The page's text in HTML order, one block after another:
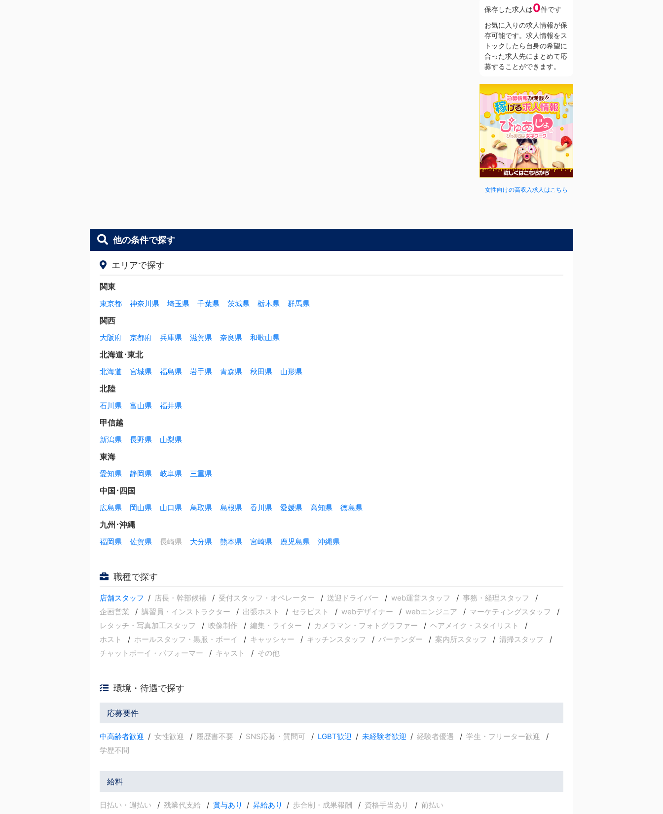
保存した求人は0件です
お気に入りの求人情報が保
存可能です。求人情報をス
トックしたら自身の希望に
合った求人先にまとめて応
募することができます。
女性向けの高収入求人はこちら
他の条件で探す
エリアで探す
関東
東京都 神奈川県 埼玉県 千葉県 茨城県 栃木県 群馬県
関西
大阪府 京都府 兵庫県 滋賀県 奈良県 和歌山県
北海道･東北
北海道 宮城県 福島県 岩手県 青森県 秋田県 山形県
北陸
石川県 富山県 福井県
甲信越
新潟県 長野県 山梨県
東海
愛知県 静岡県 岐阜県 三重県
中国･四国
広島県 岡山県 山口県 鳥取県 島根県 香川県 愛媛県 高知県 徳島県
九州･沖縄
福岡県 佐賀県 長崎県 大分県 熊本県 宮崎県 鹿児島県 沖縄県
職種で探す
店舗スタッフ 店長・幹部候補 受付スタッフ・オペレーター 送迎ドライバー web運営スタッフ
事務・経理スタッフ
企画営業
講習員・インストラクター 出張ホスト セラピスト webデザイナー webエンジニア
マーケティングスタッフ
レタッチ・写真加工スタッフ
映像制作 編集・ライター カメラマン・フォトグラファー
ヘアメイク・スタイリスト
ホスト
ホールスタッフ・黒服・ボーイ キャッシャー キッチンスタッフ バーテンダー 案内所スタッフ
清掃スタッフ
チャットボーイ・パフォーマー
キャスト その他
環境・待遇で探す
応募要件
中高齢者歓迎 女性歓迎 履歴書不要 SNS応募・質問可 LGBT歓迎 未経験者歓迎 経験者優遇
学生・フリーター歓迎
学歴不問
給料
日払い・週払い 残業代支給 賞与あり 昇給あり 歩合制・成果報酬 資格手当あり 前払い